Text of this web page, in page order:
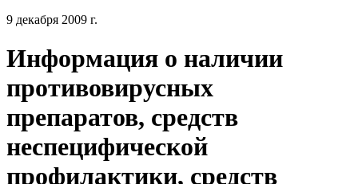
9 декабря 2009 г.
Информация о наличии
противовирусных
препаратов, средств
неспецифической
профилактики, средств